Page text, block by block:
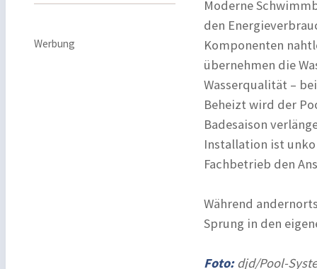
Werbung
Moderne
den
Komponenten
übernehmen die
Wasserqualität –
Beheizt wird der
Badesaison
Installation ist
Fachbetrieb den
Während
Sprung in den
Foto:djd/Pool-